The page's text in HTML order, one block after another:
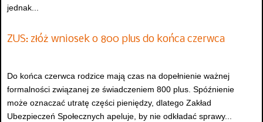
jednak...
ZUS: złóż wniosek o 800 plus do końca czerwca
Do końca czerwca rodzice mają czas na dopełnienie ważnej
formalności związanej ze świadczeniem 800 plus. Spóźnienie
może oznaczać utratę części pieniędzy, dlatego Zakład
Ubezpieczeń Społecznych apeluje, by nie odkładać sprawy...